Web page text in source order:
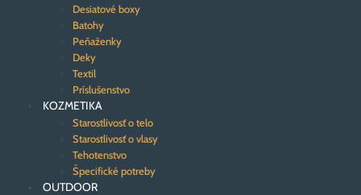
Desiatové boxy
Batohy
Peňaženky
Deky
Textil
Príslušenstvo
KOZMETIKA
Starostlivosť o telo
Starostlivosť o vlasy
Tehotenstvo
Špecifické potreby
OUTDOOR